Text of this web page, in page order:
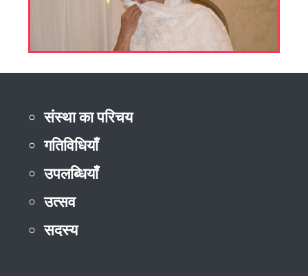
संस्था का परिचय
गतिविधियाँ
उपलब्धियाँ
उत्सव
सदस्य